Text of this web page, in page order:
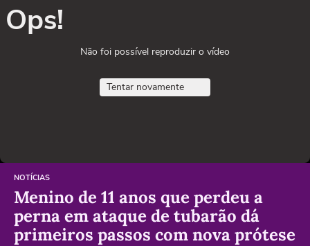
Ops!
Não foi possível reproduzir o vídeo
Tentar novamente
NOTÍCIAS
Menino de 11 anos que perdeu a
perna em ataque de tubarão dá
primeiros passos com nova prótese